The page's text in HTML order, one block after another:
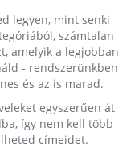
legyen, mint senki
számtalan
amelyik a legjobban
- rendszerünkben
és az is marad.
egyszerűen át
így nem kell több
címeidet.